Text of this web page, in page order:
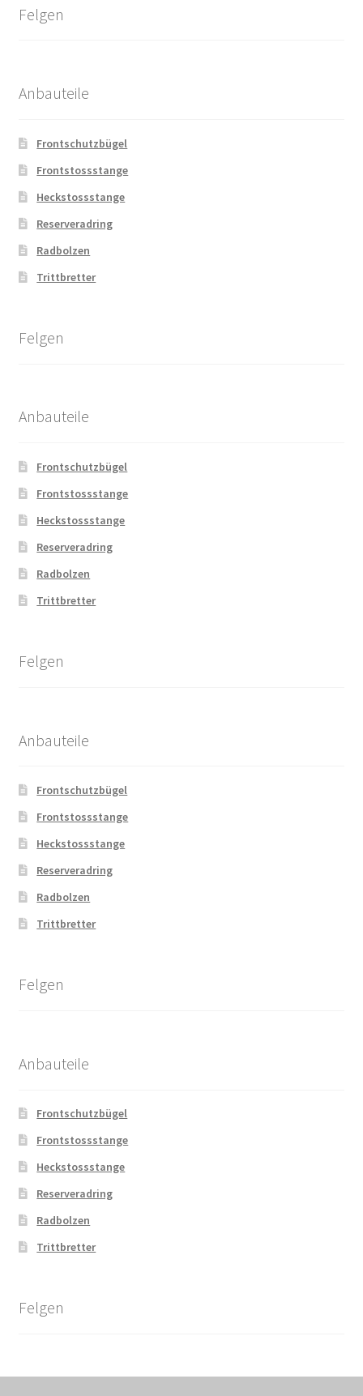
Felgen
Anbauteile
Frontschutzbügel
Frontstossstange
Heckstossstange
Reserveradring
Radbolzen
Trittbretter
Felgen
Anbauteile
Frontschutzbügel
Frontstossstange
Heckstossstange
Reserveradring
Radbolzen
Trittbretter
Felgen
Anbauteile
Frontschutzbügel
Frontstossstange
Heckstossstange
Reserveradring
Radbolzen
Trittbretter
Felgen
Anbauteile
Frontschutzbügel
Frontstossstange
Heckstossstange
Reserveradring
Radbolzen
Trittbretter
Felgen